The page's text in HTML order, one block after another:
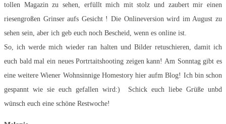
tollen Magazin zu sehen, erfüllt mich mit stolz und zaubert mir einen
riesengroßen Grinser aufs Gesicht ! Die Onlineversion wird im August zu
sehen sein, aber ich geb euch noch Bescheid, wenn es online ist.
So, ich werde mich wieder ran halten und Bilder retuschieren, damit ich
euch bald mal ein neues Portrtaitshooting zeigen kann! Am Sonntag gibt es
eine weitere Wiener Wohnsinnige Homestory hier aufm Blog! Ich bin schon
gespannt wie sie euch gefallen wird:) Schick euch liebe Grüße unbd
wünsch euch eine schöne Restwoche!